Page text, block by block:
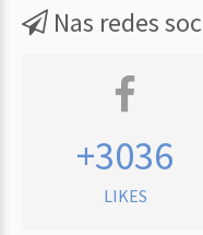
Nas redes
+3036
LIKES